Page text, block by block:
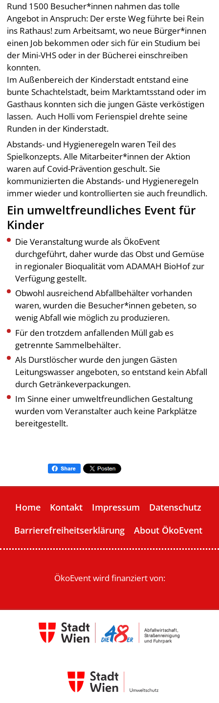
Rund 1500 Besucher*innen nahmen das tolle
Angebot in Anspruch: Der erste Weg führte bei Rein
ins Rathaus! zum Arbeitsamt, wo neue Bürger*innen
einen Job bekommen oder sich für ein Studium bei
der Mini-VHS oder in der Bücherei einschreiben
konnten.
Im Außenbereich der Kinderstadt entstand eine
bunte Schachtelstadt, beim Marktamtsstand oder im
Gasthaus konnten sich die jungen Gäste verköstigen
lassen. Auch Holli vom Ferienspiel drehte seine
Runden in der Kinderstadt.
Abstands- und Hygieneregeln waren Teil des
Spielkonzepts. Alle Mitarbeiter*innen der Aktion
waren auf Covid-Prävention geschult. Sie
kommunizierten die Abstands- und Hygieneregeln
immer wieder und kontrollierten sie auch freundlich.
Ein umweltfreundliches Event für
Kinder
Die Veranstaltung wurde als ÖkoEvent
durchgeführt, daher wurde das Obst und Gemüse
in regionaler Bioqualität vom ADAMAH BioHof zur
Verfügung gestellt.
Obwohl ausreichend Abfallbehälter vorhanden
waren, wurden die Besucher*innen gebeten, so
wenig Abfall wie möglich zu produzieren.
Für den trotzdem anfallenden Müll gab es
getrennte Sammelbehälter.
Als Durstlöscher wurde den jungen Gästen
Leitungswasser angeboten, so entstand kein Abfall
durch Getränkeverpackungen.
Im Sinne einer umweltfreundlichen Gestaltung
wurden vom Veranstalter auch keine Parkplätze
bereitgestellt.
Home Kontakt Impressum
Datenschutz
Barrierefreiheitserklärung
About ÖkoEvent
ÖkoEvent wird finanziert von: